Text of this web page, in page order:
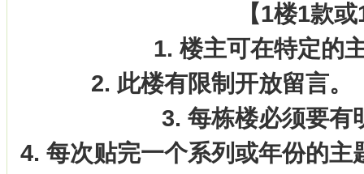
【1楼1款
1. 楼主可在特定的
2. 此楼有限制开放留言。
3. 每栋楼必须要有
4. 每次贴完一个系列或年份的